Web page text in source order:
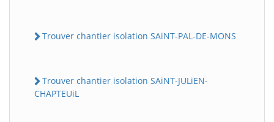
Trouver chantier isolation SAiNT-PAL-DE-MONS
Trouver chantier isolation SAiNT-JULiEN-
CHAPTEUiL